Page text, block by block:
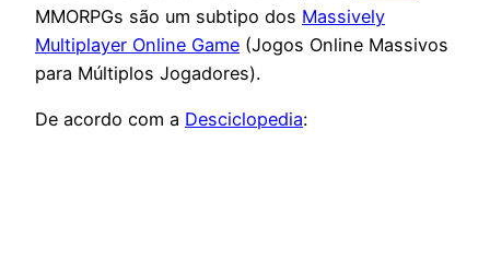
MMORPGs são um subtipo dos Massively
Multiplayer Online Game (Jogos Online Massivos
para Múltiplos Jogadores).
De acordo com a Desciclopedia: